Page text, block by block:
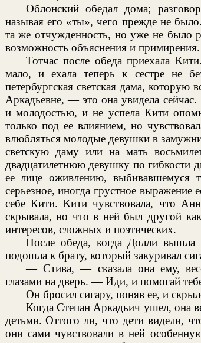
Облонский обедал дома;
называя его «ты», чего прежде не
та же отчужденность, но уже не было
возможность объяснения и примирения.
Тотчас после обеда приехала
мало, и ехала теперь к сестре не
петербургская светская дама,
Аркадьевне, — это она увидела
и молодостью, и не успела Кити
только под ее влиянием, но
влюбляться молодые девушки в
светскую даму или на мать
двадцатилетнюю девушку по гибкости
ее лице оживлению,
серьезное, иногда грустное выражение
себе Кити. Кити чувствовала, что
скрывала, но что в ней был другой
интересов, сложных и поэтических.
После обеда, когда Долли
подошла к брату, который закуривал
— Стива, — сказала она ему,
глазами на дверь. — Иди, и помогай
Он бросил сигару, поняв ее, и
Когда Степан Аркадьич ушел, она
детьми. Оттого ли, что дети видели,
они сами чувствовали в ней